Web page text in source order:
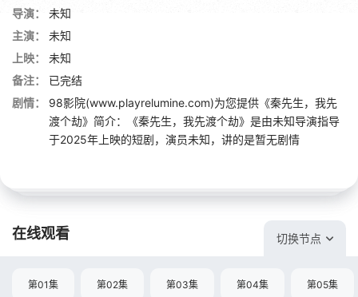
导演：
未知
主演：
未知
上映：
未知
备注：
已完结
剧情：
98影院(www.playrelumine.com)为您提供《秦先生，我先
渡个劫》简介：《秦先生，我先渡个劫》是由未知导演指导
于2025年上映的短剧，演员未知，讲的是暂无剧情
在线观看 切换节点
第01集 第02集 第03集 第04集 第05集